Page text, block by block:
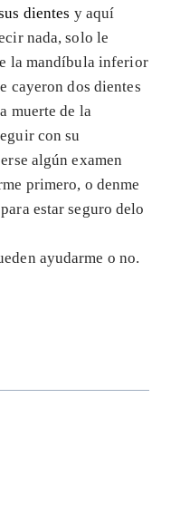
dientes y aquí
nada, solo le
la mandíbula inferior
cayeron dos dientes
muerte de la
con su
algún examen
primero, o denme
estar seguro delo
ayudarme o no.